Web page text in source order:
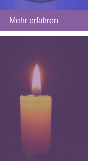
Mehr erfahren